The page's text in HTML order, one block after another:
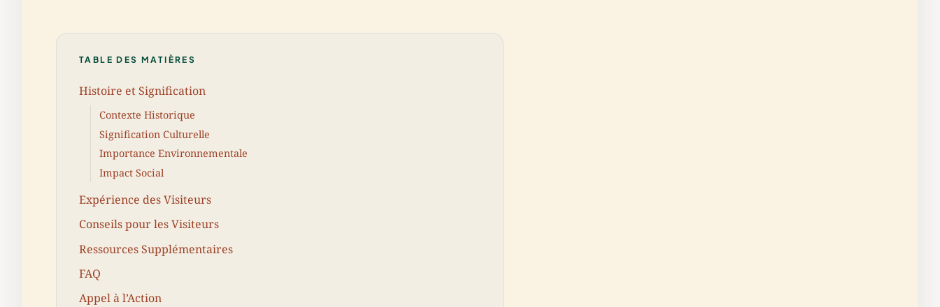
TABLE DES MATIÈRES
Histoire et Signification
Contexte Historique
Signification Culturelle
Importance Environnementale
Impact Social
Expérience des Visiteurs
Conseils pour les Visiteurs
Ressources Supplémentaires
FAQ
Appel à l’Action